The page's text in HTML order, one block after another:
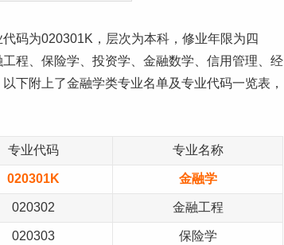
码为020301K，层次为本科 ，修业年限为四
程、保险学、投资学、金融数学、信用管理、经
下附上了金融学类专业名单及专业代码一览表，
专业代码 专业名称
020301K 金融学
020302 金融工程
020303 保险学